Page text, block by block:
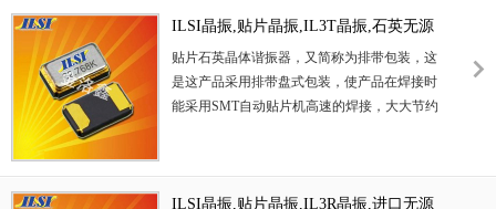
本身具备优良的耐热性,耐环境特性,在办公自
动化,家电领域,移动通信领域可发挥优良的电
气特性,符合无铅标准,满足无铅焊接的回流温
度曲线要求,金属外壳的石英晶振使得产品在封
ILSI晶振,贴片晶振,IL3T晶振,石英无源
晶振
贴片石英晶体谐振器，又简称为排带包装，这
是这产品采用排带盘式包装，使产品在焊接时
能采用SMT自动贴片机高速的焊接，大大节约
是控制模块，主要给时钟芯片提供一个基准信
号，其主要各项功能还得看应用何种产品。本
ILSI晶振,贴片晶振,IL3R晶振,进口无源